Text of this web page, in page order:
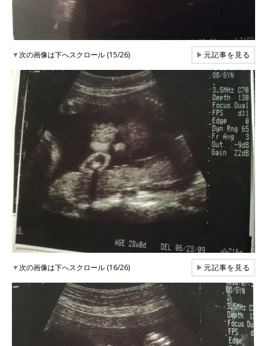
▼次の画像は下へスクロール (15/26) ▶元記事を見る
▼次の画像は下へスクロール (16/26) ▶元記事を見る